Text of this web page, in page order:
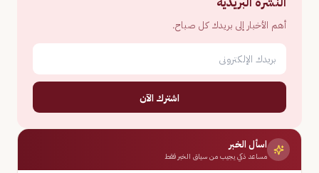
أهم الأخبار إلى بريدك كل صباح.
اشترك الآن
اسأل الخبر
مساعد ذكي يجيب من سياق الخبر فقط